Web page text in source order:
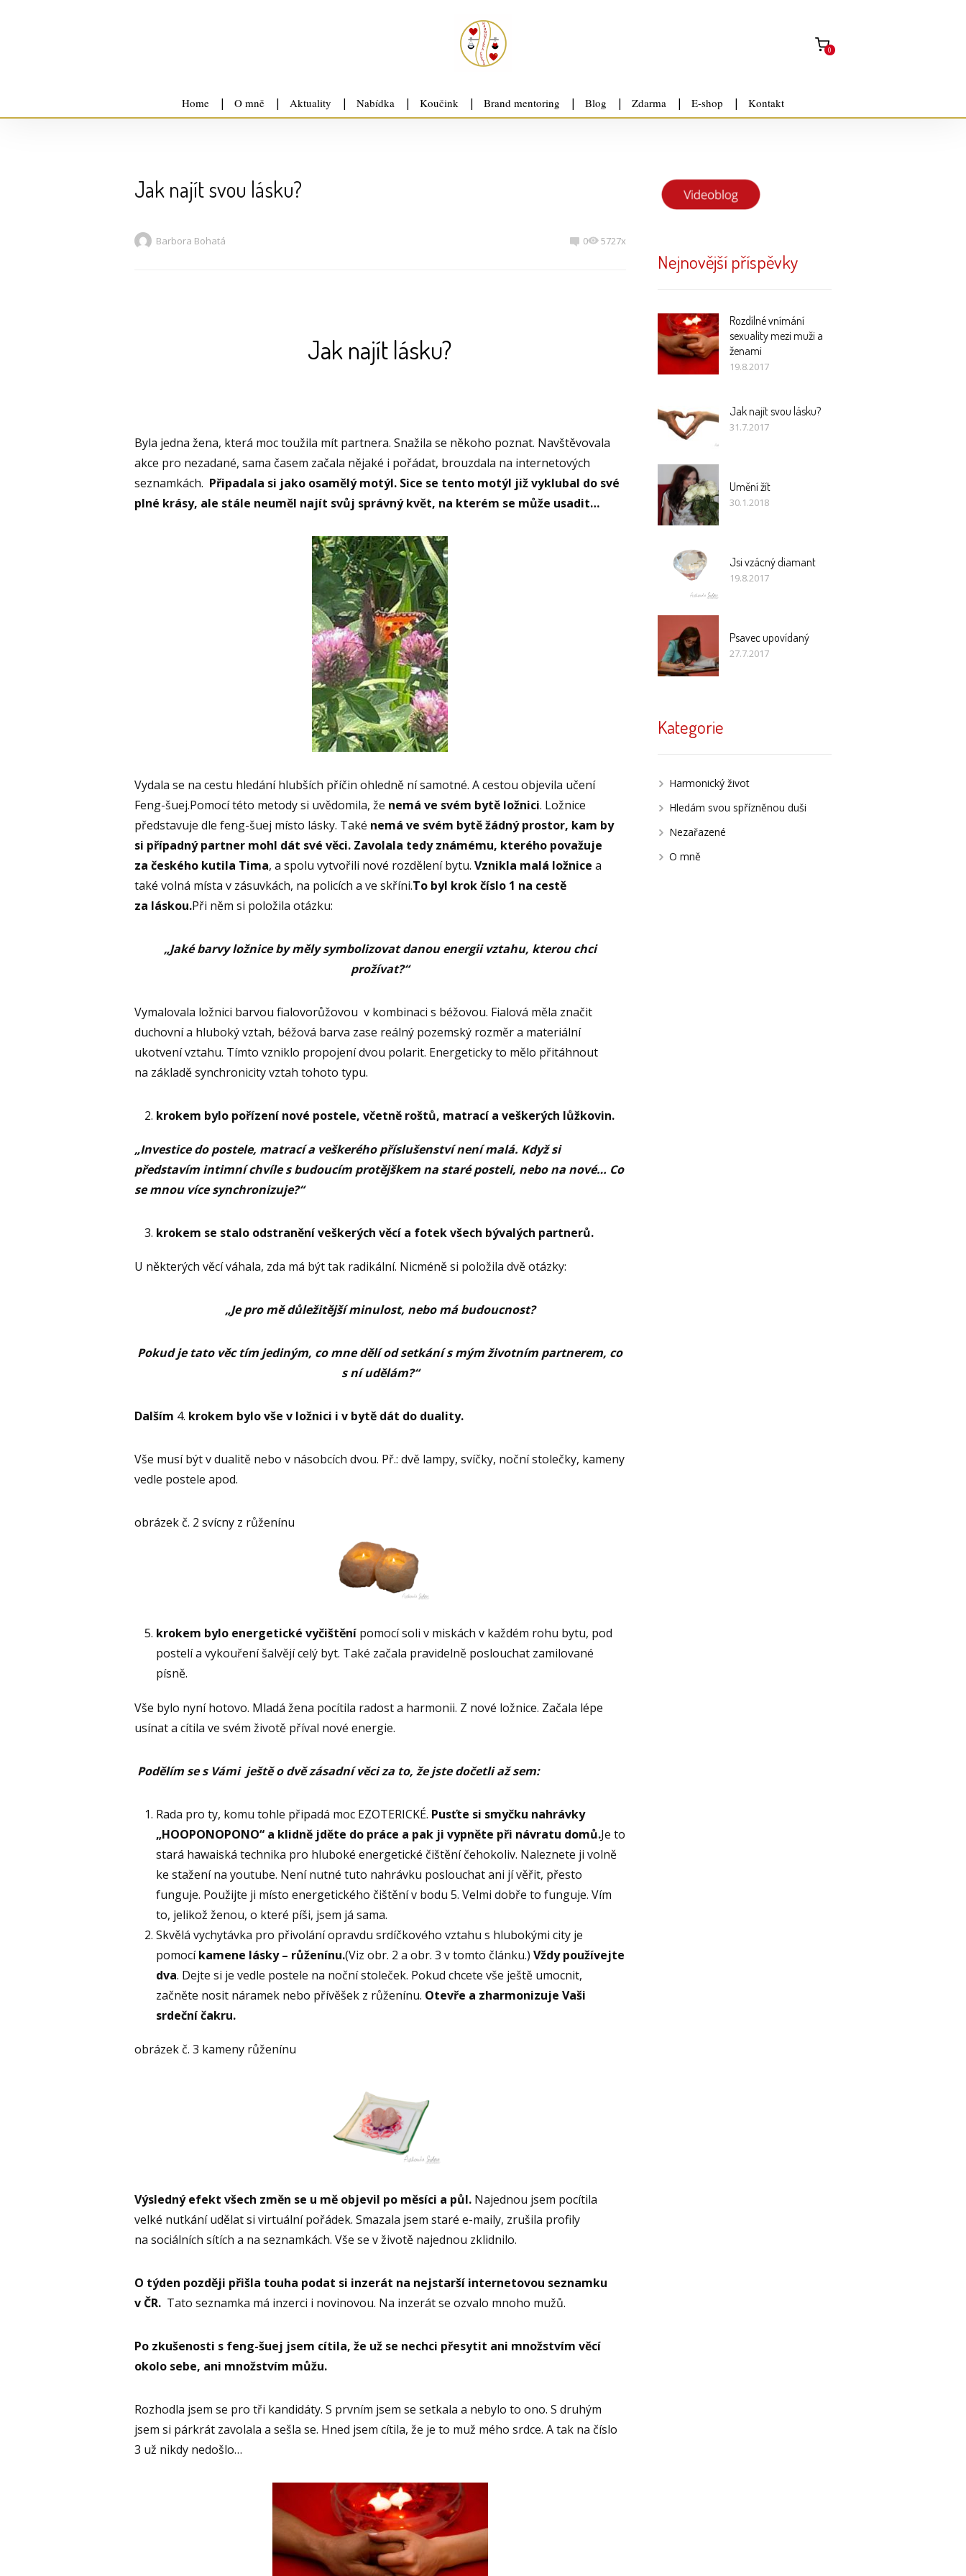
0
Home O mně Aktuality Nabídka Koučink Brand mentoring Blog Zdarma E-shop Kontakt
Jak najít svou lásku?
Barbora Bohatá 0 5727x
Jak najít lásku?
Byla jedna žena, která moc toužila mít partnera. Snažila se někoho poznat. Navštěvovala
akce pro nezadané, sama časem začala nějaké i pořádat, brouzdala na internetových
seznamkách. Připadala si jako osamělý motýl. Sice se tento motýl již vyklubal do své
plné krásy, ale stále neuměl najít svůj správný květ, na kterém se může usadit…
Vydala se na cestu hledání hlubších příčin ohledně ní samotné. A cestou objevila učení
Feng-šuej.Pomocí této metody si uvědomila, že nemá ve svém bytě ložnici. Ložnice
představuje dle feng-šuej místo lásky. Také nemá ve svém bytě žádný prostor, kam by
si případný partner mohl dát své věci. Zavolala tedy známému, kterého považuje
za českého kutila Tima, a spolu vytvořili nové rozdělení bytu. Vznikla malá ložnice a
také volná místa v zásuvkách, na policích a ve skříni.To byl krok číslo 1 na cestě
za láskou.Při něm si položila otázku:
„Jaké barvy ložnice by měly symbolizovat danou energii vztahu, kterou chci
prožívat?“
Vymalovala ložnici barvou fialovorůžovou v kombinaci s béžovou. Fialová měla značit
duchovní a hluboký vztah, béžová barva zase reálný pozemský rozměr a materiální
ukotvení vztahu. Tímto vzniklo propojení dvou polarit. Energeticky to mělo přitáhnout
na základě synchronicity vztah tohoto typu.
krokem bylo pořízení nové postele, včetně roštů, matrací a veškerých lůžkovin.
„Investice do postele, matrací a veškerého příslušenství není malá. Když si
představím intimní chvíle s budoucím protějškem na staré posteli, nebo na nové… Co
se mnou více synchronizuje?“
krokem se stalo odstranění veškerých věcí a fotek všech bývalých partnerů.
U některých věcí váhala, zda má být tak radikální. Nicméně si položila dvě otázky:
„Je pro mě důležitější minulost, nebo má budoucnost?
Pokud je tato věc tím jediným, co mne dělí od setkání s mým životním partnerem, co
s ní udělám?“
Dalším 4. krokem bylo vše v ložnici i v bytě dát do duality.
Vše musí být v dualitě nebo v násobcích dvou. Př.: dvě lampy, svíčky, noční stolečky, kameny
vedle postele apod.
obrázek č. 2 svícny z růženínu
krokem bylo energetické vyčištění pomocí soli v miskách v každém rohu bytu, pod
postelí a vykouření šalvějí celý byt. Také začala pravidelně poslouchat zamilované
písně.
Vše bylo nyní hotovo. Mladá žena pocítila radost a harmonii. Z nové ložnice. Začala lépe
usínat a cítila ve svém životě příval nové energie.
Podělím se s Vámi ještě o dvě zásadní věci za to, že jste dočetli až sem:
Rada pro ty, komu tohle připadá moc EZOTERICKÉ. Pusťte si smyčku nahrávky
„HOOPONOPONO“ a klidně jděte do práce a pak ji vypněte při návratu domů.Je to
stará hawaiská technika pro hluboké energetické čištění čehokoliv. Naleznete ji volně
ke stažení na youtube. Není nutné tuto nahrávku poslouchat ani jí věřit, přesto
funguje. Použijte ji místo energetického čištění v bodu 5. Velmi dobře to funguje. Vím
to, jelikož ženou, o které píši, jsem já sama.
Skvělá vychytávka pro přivolání opravdu srdíčkového vztahu s hlubokými city je
pomocíkamene lásky – růženínu.(Viz obr. 2 a obr. 3 v tomto článku.) Vždy používejte
dva. Dejte si je vedle postele na noční stoleček. Pokud chcete vše ještě umocnit,
začněte nosit náramek nebo přívěšek z růženínu. Otevře a zharmonizuje Vaši
srdeční čakru.
obrázek č. 3 kameny růženínu
Výsledný efekt všech změn se u mě objevil po měsíci a půl. Najednou jsem pocítila
velké nutkání udělat si virtuální pořádek. Smazala jsem staré e-maily, zrušila profily
na sociálních sítích a na seznamkách. Vše se v životě najednou zklidnilo.
O týden později přišla touha podat si inzerát na nejstarší internetovou seznamku
v ČR. Tato seznamka má inzerci i novinovou. Na inzerát se ozvalo mnoho mužů.
Po zkušenosti s feng-šuej jsem cítila, že už se nechci přesytit ani množstvím věcí
okolo sebe, ani množstvím můžu.
Rozhodla jsem se pro tři kandidáty. S prvním jsem se setkala a nebylo to ono. S druhým
jsem si párkrát zavolala a sešla se. Hned jsem cítila, že je to muž mého srdce. A tak na číslo
3 už nikdy nedošlo…
Nejnovější příspěvky
Rozdílné vnímání
sexuality mezi muži a
ženami
19.8.2017
Jak najít svou lásku?
31.7.2017
Umění žít
30.1.2018
Jsi vzácný diamant
19.8.2017
Psavec upovídaný
27.7.2017
Kategorie
Harmonický život
Hledám svou spřízněnou duši
Nezařazené
O mně